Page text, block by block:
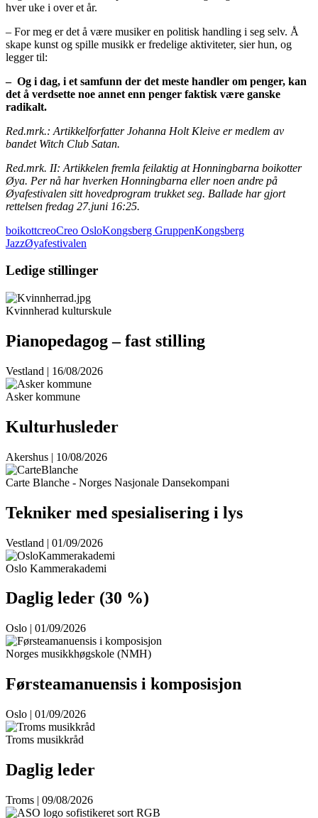
hver uke i over et år.
– For meg er det å være musiker en politisk handling i seg selv. Å
skape kunst og spille musikk er fredelige aktiviteter, sier hun, og
legger til:
– Og i dag, i et samfunn der det meste handler om penger, kan
det å verdsette noe annet enn penger faktisk være ganske
radikalt.
Red.mrk.: Artikkelforfatter Johanna Holt Kleive er medlem av
bandet Witch Club Satan.
Red.mrk. II: Artikkelen fremla feilaktig at Honningbarna boikotter
Øya. Per nå har hverken Honningbarna eller noen andre på
Øyafestivalen sitt hovedprogram trukket seg. Ballade har gjort
rettelsen fredag 27.juni 16:25.
boikottcreoCreo OsloKongsberg GruppenKongsberg
JazzØyafestivalen
Ledige stillinger
Kvinnherad kulturskule
Pianopedagog – fast stilling
Vestland | 16/08/2026
Asker kommune
Kulturhusleder
Akershus | 10/08/2026
Carte Blanche - Norges Nasjonale Dansekompani
Tekniker med spesialisering i lys
Vestland | 01/09/2026
Oslo Kammerakademi
Daglig leder (30 %)
Oslo | 01/09/2026
Norges musikkhøgskole (NMH)
Førsteamanuensis i komposisjon
Oslo | 01/09/2026
Troms musikkråd
Daglig leder
Troms | 09/08/2026